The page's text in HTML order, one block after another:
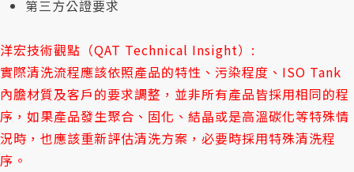
第三方公證要求
洋宏技術觀點（QAT Technical Insight）:
實際清洗流程應該依照產品的特性、污染程度、ISO Tank
內膽材質及客戶的要求調整，並非所有產品皆採用相同的程
序，如果產品發生聚合、固化、結晶或是高溫碳化等特殊情
況時，也應該重新評估清洗方案，必要時採用特殊清洗程
序。